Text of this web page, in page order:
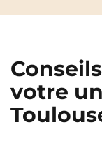
votre